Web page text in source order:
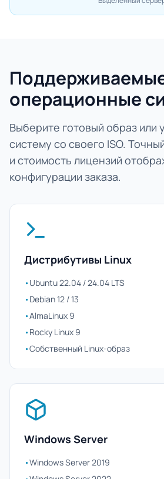
операционные
Выберите готовый образ или
систему со своего ISO.
и стоимость лицензий
конфигурации заказа.
Дистрибутивы Linux
•Ubuntu 22.04 / 24.04 LTS
•Debian 12 / 13
•AlmaLinux 9
•Rocky Linux 9
•Собственный Linux-образ
Windows Server
•Windows Server 2019